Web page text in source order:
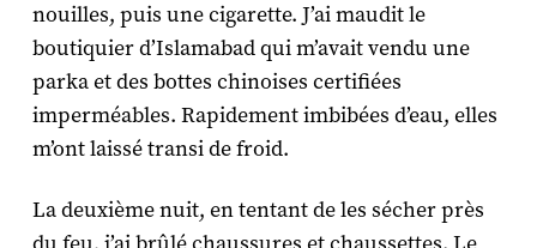
nouilles, puis une cigarette. J’ai maudit le
boutiquier d’Islamabad qui m’avait vendu une
parka et des bottes chinoises certifiées
imperméables. Rapidement imbibées d’eau, elles
m’ont laissé transi de froid.
La deuxième nuit, en tentant de les sécher près